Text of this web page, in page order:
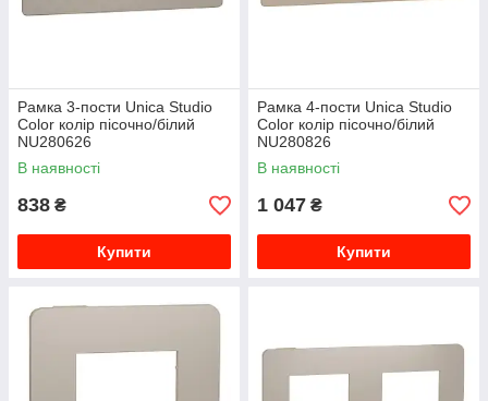
Рамка 3-пости Unica Studio
Color колір пісочно/білий
NU280626
В наявності
838 ₴
Купити
Рамка 4-пости Unica Studio
Color колір пісочно/білий
NU280826
В наявності
1 047 ₴
Купити